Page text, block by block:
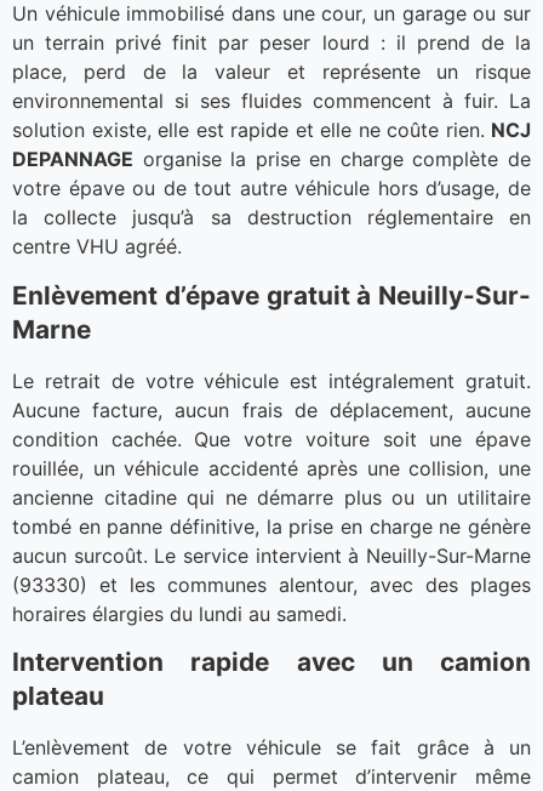
Un véhicule immobilisé dans une cour, un garage ou sur
un terrain privé finit par peser lourd : il prend de la
place, perd de la valeur et représente un risque
environnemental si ses fluides commencent à fuir. La
solution existe, elle est rapide et elle ne coûte rien. NCJ
DEPANNAGE organise la prise en charge complète de
votre épave ou de tout autre véhicule hors d’usage, de
la collecte jusqu’à sa destruction réglementaire en
centre VHU agréé.
Enlèvement d’épave gratuit à Neuilly-Sur-
Marne
Le retrait de votre véhicule est intégralement gratuit.
Aucune facture, aucun frais de déplacement, aucune
condition cachée. Que votre voiture soit une épave
rouillée, un véhicule accidenté après une collision, une
ancienne citadine qui ne démarre plus ou un utilitaire
tombé en panne définitive, la prise en charge ne génère
aucun surcoût. Le service intervient à Neuilly-Sur-Marne
(93330) et les communes alentour, avec des plages
horaires élargies du lundi au samedi.
Intervention rapide avec un camion
plateau
L’enlèvement de votre véhicule se fait grâce à un
camion plateau, ce qui permet d’intervenir même